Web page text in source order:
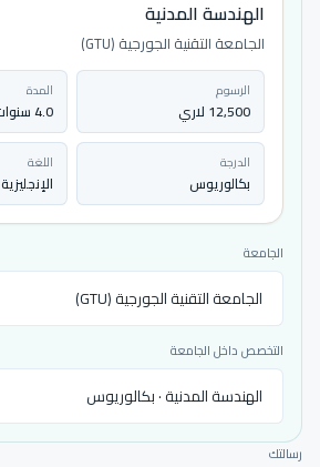
الهندسة المدنية
الجامعة التقنية الجورجية (GTU)
الرسوم
12,500 لاري
المدة
4.0 سنوات
الدرجة
بكالوريوس
اللغة
الإنجليزية
الجامعة
التخصص داخل الجامعة
رسالتك